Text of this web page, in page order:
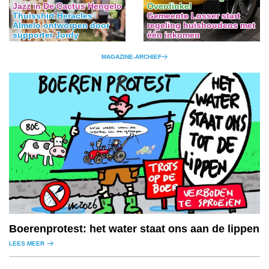
Jazz in De Cactus Hengelo
Thuisshirt Heracles
Almelo ontworpen door
supporter Jordy
Overdinkel
Gemeente Losser start
regeling huishoudens met
één inkomen
MAGAZINE-ARCHIEF
Boerenprotest: het water staat ons aan de lippen
LEES MEER